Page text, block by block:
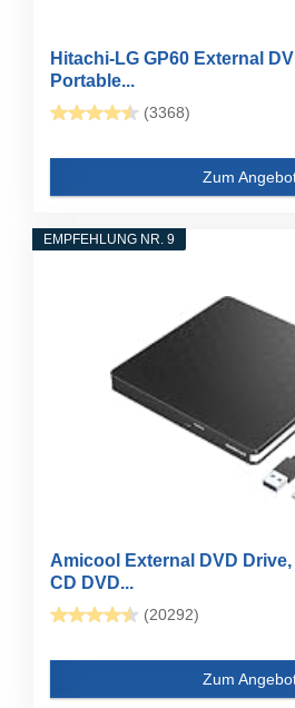
Hitachi-LG GP60 External
Portable...
(3368)
Zum
EMPFEHLUNG NR. 9
Amicool External DVD Drive,
CD DVD...
(20292)
Zum